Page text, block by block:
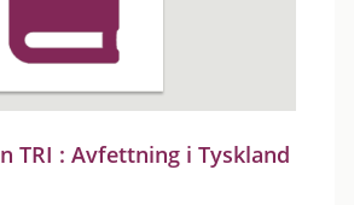
TRI : Avfettning i Tyskland